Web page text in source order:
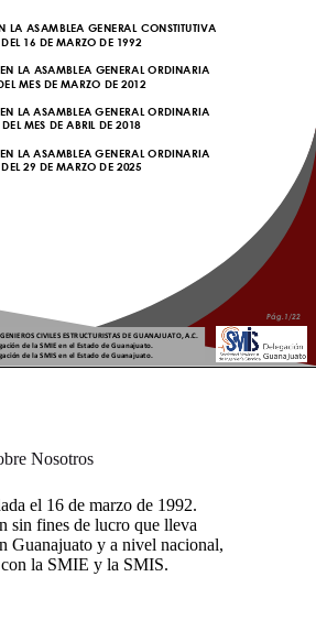
Nosotros
el 16 de marzo de 1992.
sin fines de lucro que lleva
Guanajuato y a nivel nacional,
la SMIE y la SMIS.